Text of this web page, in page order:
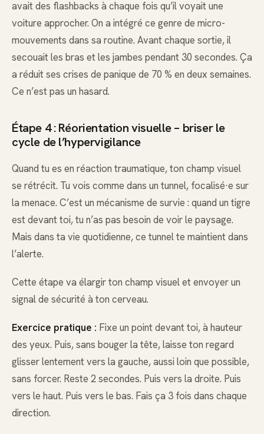
avait des flashbacks à chaque fois qu’il voyait une
voiture approcher. On a intégré ce genre de micro-
mouvements dans sa routine. Avant chaque sortie, il
secouait les bras et les jambes pendant 30 secondes. Ça
a réduit ses crises de panique de 70 % en deux semaines.
Ce n’est pas un hasard.
Étape 4 : Réorientation visuelle – briser le
cycle de l’hypervigilance
Quand tu es en réaction traumatique, ton champ visuel
se rétrécit. Tu vois comme dans un tunnel, focalisé·e sur
la menace. C’est un mécanisme de survie : quand un tigre
est devant toi, tu n’as pas besoin de voir le paysage.
Mais dans ta vie quotidienne, ce tunnel te maintient dans
l’alerte.
Cette étape va élargir ton champ visuel et envoyer un
signal de sécurité à ton cerveau.
Exercice pratique : Fixe un point devant toi, à hauteur
des yeux. Puis, sans bouger la tête, laisse ton regard
glisser lentement vers la gauche, aussi loin que possible,
sans forcer. Reste 2 secondes. Puis vers la droite. Puis
vers le haut. Puis vers le bas. Fais ça 3 fois dans chaque
direction.